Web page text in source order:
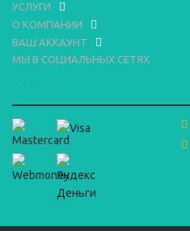
УСЛУГИ
О КОМПАНИИ
ВАШ АККАУНТ
МЫ В СОЦИАЛЬНЫХ СЕТЯХ